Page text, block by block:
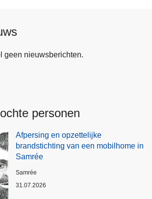
geen nieuwsberichten.
personen
Afpersing en opzettelijke
brandstichting van een mobilhome in
Samrée
Plaats
Samrée
31.07.2026